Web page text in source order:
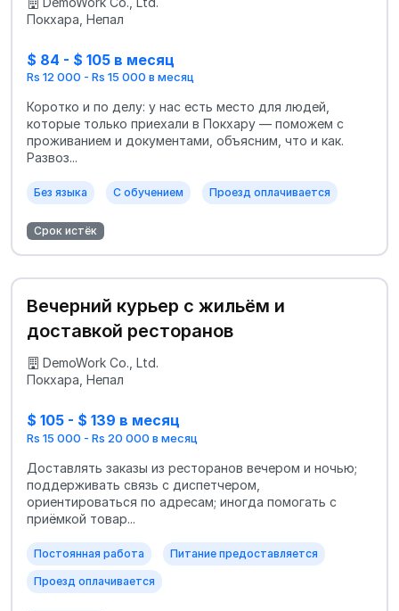
Покхара, Непал
$ 84 - $ 105 в месяц
Rs 12 000 - Rs 15 000 в месяц
Коротко и по делу: у нас есть место для людей,
которые только приехали в Покхару — поможем с
проживанием и документами, объясним, что и как.
Развоз...
Без языка С обучением Проезд оплачивается
Срок истёк
Вечерний курьер с жильём и
доставкой ресторанов
DemoWork Co., Ltd.
Покхара, Непал
$ 105 - $ 139 в месяц
Rs 15 000 - Rs 20 000 в месяц
Доставлять заказы из ресторанов вечером и ночью;
поддерживать связь с диспетчером,
ориентироваться по адресам; иногда помогать с
приёмкой товар...
Постоянная работа Питание предоставляется
Проезд оплачивается